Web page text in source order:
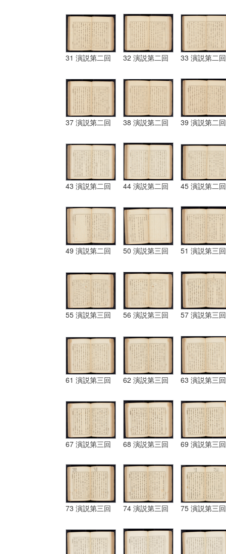
31 演説第二回 32 演説第二回 33 演説第二回
37 演説第二回 38 演説第二回 39 演説第二回
43 演説第二回 44 演説第二回 45 演説第二回
49 演説第二回 50 演説第三回 51 演説第三回
55 演説第三回 56 演説第三回 57 演説第三回
61 演説第三回 62 演説第三回 63 演説第三回
67 演説第三回 68 演説第三回 69 演説第三回
73 演説第三回 74 演説第三回 75 演説第三回